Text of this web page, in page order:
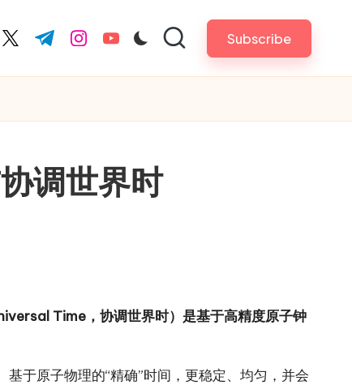
twitter.com
t.me instagram.com
youtube.com Subscribe
调世界时
Time，协调世界时）是基于高精度原子钟
于原子物理的“精确”时间，更稳定、均匀，并会